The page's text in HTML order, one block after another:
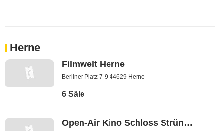
Herne
Filmwelt Herne
Berliner Platz 7-9 44629 Herne
6 Säle
Open-Air Kino Schloss Strünkede